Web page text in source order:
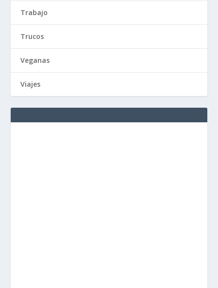
Trabajo
Trucos
Veganas
Viajes